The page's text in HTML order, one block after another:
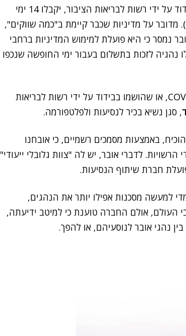
נהגי אובר שיאובחנו כחולים בקורונה, או שיוכנסו לבידוד על ידי רשות לבריאות הציבור, יקבלו 14 ימי
על מדיניות שכבר קיימת ב"כמה שווקים",
כי היא פועלת למימוש המדיניות ברחבי
נהגיה לזכות בתשלום בעבור ימי החופשה שנכפו
"אנו תומכים בנהגים ושליחים המאובחנים עם COVID-19, או שהושמו בבידוד על ידי רשות לבריאות
, סגן נשיא בכיר לנסיעות ולפלטפורמה.
באמצעות מסמכים רשמיים, כי אובחנו
לדברי אובר, יש לה "צוות גלובלי ייעודי"
חברת שיתוף הנסיעות.
למעשה מסכנות אפילו יותר את הנהגים,
העולם, אולם החברה טוענת כי למיטב ידיעתה,